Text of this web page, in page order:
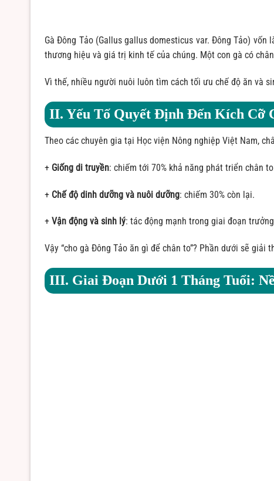
Gà Đông Tảo (Gallus gallus domesticus var. Đông Tảo)
thương hiệu và giá trị kinh tế của chúng. Một con gà có
Vì thế, nhiều người nuôi luôn tìm cách tối ưu chế độ ăn và
II. Yếu Tố Quyết Định Đến Kích Cỡ
Theo các chuyên gia tại Học viện Nông nghiệp Việt Nam,
+ Giống di truyền: chiếm tới 70% khả năng phát triển chân
+ Chế độ dinh dưỡng và nuôi dưỡng: chiếm 30% còn lại.
+ Vận động và sinh lý: tác động mạnh trong giai đoạn
Vậy “cho gà Đông Tảo ăn gì để chân to”? Phần dưới sẽ giải
III. Giai Đoạn Dưới 1 Tháng Tuổi: